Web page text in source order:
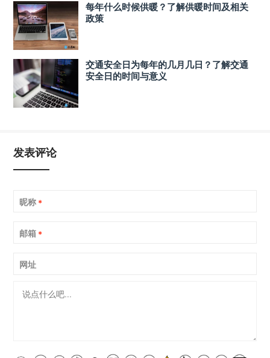
每年什么时候供暖？了解供暖时间及相关
政策
交通安全日为每年的几月几日？了解交通
安全日的时间与意义
发表评论
昵称 *
邮箱 *
网址